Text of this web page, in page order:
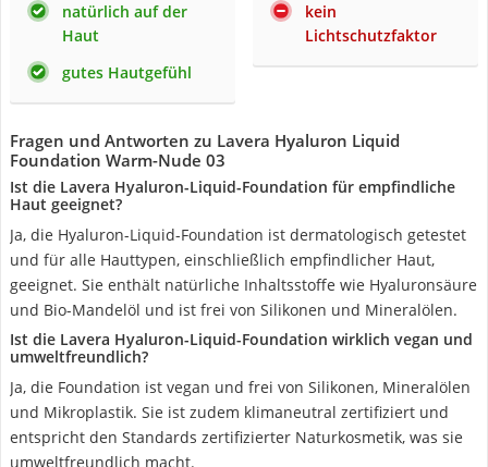
natürlich auf der
Haut
gutes Hautgefühl
kein
Lichtschutzfaktor
Fragen und Antworten zu Lavera Hyaluron Liquid
Foundation Warm-Nude 03
Ist die Lavera Hyaluron-Liquid-Foundation für empfindliche
Haut geeignet?
Ja, die Hyaluron-Liquid-Foundation ist dermatologisch getestet
und für alle Hauttypen, einschließlich empfindlicher Haut,
geeignet. Sie enthält natürliche Inhaltsstoffe wie Hyaluronsäure
und Bio-Mandelöl und ist frei von Silikonen und Mineralölen.
Ist die Lavera Hyaluron-Liquid-Foundation wirklich vegan und
umweltfreundlich?
Ja, die Foundation ist vegan und frei von Silikonen, Mineralölen
und Mikroplastik. Sie ist zudem klimaneutral zertifiziert und
entspricht den Standards zertifizierter Naturkosmetik, was sie
umweltfreundlich macht.